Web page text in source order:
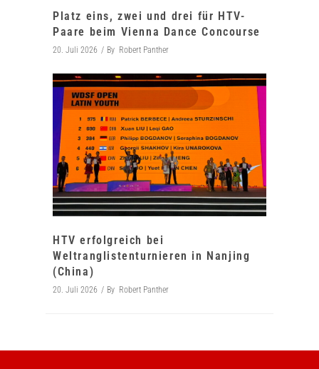
Platz eins, zwei und drei für HTV-
Paare beim Vienna Dance Concourse
20. Juli 2026 By Robert Panther
HTV erfolgreich bei
Weltranglistenturnieren in Nanjing
(China)
20. Juli 2026 By Robert Panther